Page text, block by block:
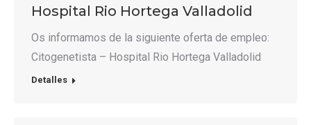
Hospital Rio Hortega Valladolid
Os informamos de la siguiente oferta de empleo:
Citogenetista – Hospital Rio Hortega Valladolid
Detalles